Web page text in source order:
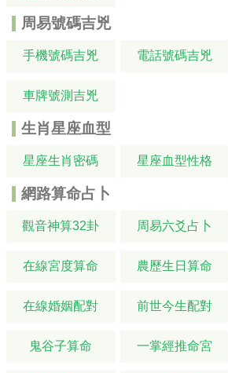
周易號碼吉兇
手機號碼吉兇 電話號碼吉兇
車牌號測吉兇
生肖星座血型
星座生肖密碼 星座血型性格
網路算命占卜
觀音神算32卦 周易六爻占卜
在線宮度算命 農歷生日算命
在線婚姻配對 前世今生配對
鬼谷子算命 一掌經推命宮